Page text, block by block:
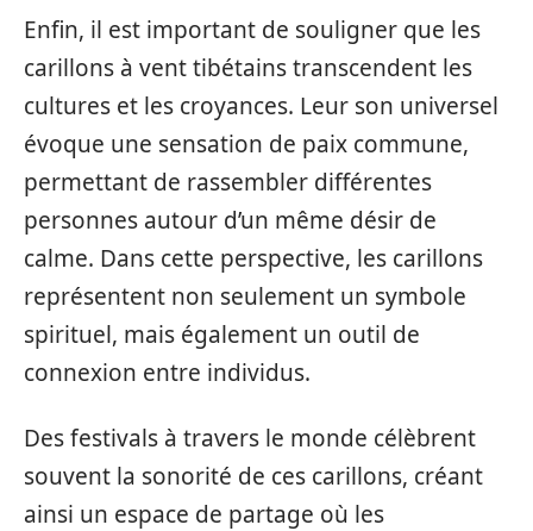
Enfin, il est important de souligner que les
carillons à vent tibétains transcendent les
cultures et les croyances. Leur son universel
évoque une sensation de paix commune,
permettant de rassembler différentes
personnes autour d’un même désir de
calme. Dans cette perspective, les carillons
représentent non seulement un symbole
spirituel, mais également un outil de
connexion entre individus.
Des festivals à travers le monde célèbrent
souvent la sonorité de ces carillons, créant
ainsi un espace de partage où les